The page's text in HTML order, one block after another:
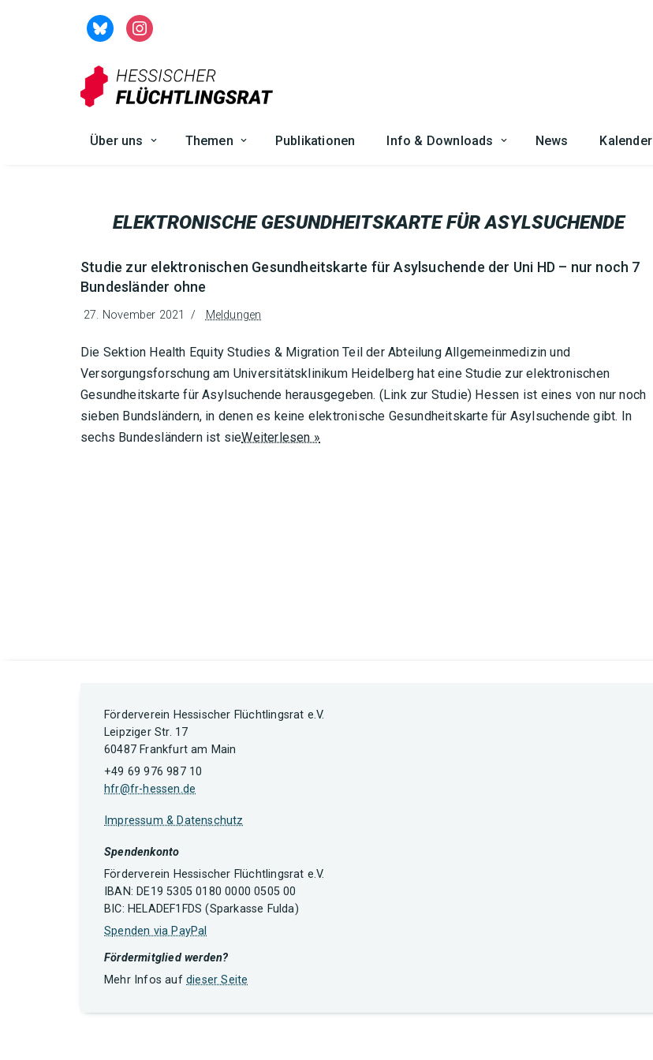
Über uns Themen Publikationen Info & Downloads News Kalender
ELEKTRONISCHE GESUNDHEITSKARTE FÜR ASYLSUCHENDE
Studie zur elektronischen Gesundheitskarte für Asylsuchende der Uni HD – nur noch 7
Bundesländer ohne
27. November 2021 Meldungen
Die Sektion Health Equity Studies & Migration Teil der Abteilung Allgemeinmedizin und
Versorgungsforschung am Universitätsklinikum Heidelberg hat eine Studie zur elektronischen
Gesundheitskarte für Asylsuchende herausgegeben. (Link zur Studie) Hessen ist eines von nur noch
sieben Bundsländern, in denen es keine elektronische Gesundheitskarte für Asylsuchende gibt. In
sechs Bundesländern ist sieWeiterlesen »
Förderverein Hessischer Flüchtlingsrat e.V.
Leipziger Str. 17
60487 Frankfurt am Main
+49 69 976 987 10
hfr@fr-hessen.de
Impressum & Datenschutz
Spendenkonto
Förderverein Hessischer Flüchtlingsrat e.V.
IBAN: DE19 5305 0180 0000 0505 00
BIC: HELADEF1FDS (Sparkasse Fulda)
Spenden via PayPal
Fördermitglied werden?
Mehr Infos auf dieser Seite